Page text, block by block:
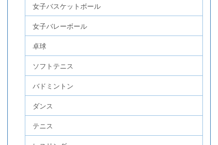
女子バスケットボール
女子バレーボール
卓球
ソフトテニス
バドミントン
ダンス
テニス